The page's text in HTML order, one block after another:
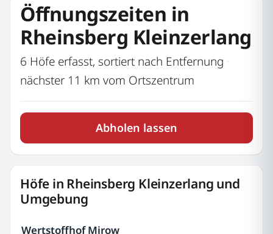
Öffnungszeiten in
Rheinsberg Kleinzerlang
6 Höfe erfasst, sortiert nach Entfernung ·
nächster 11 km vom Ortszentrum
Abholen lassen
Höfe in Rheinsberg Kleinzerlang und
Umgebung
Wertstoffhof Mirow